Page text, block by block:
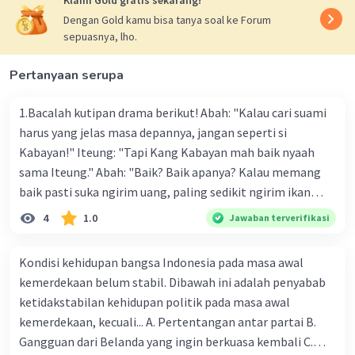
dibandingkan senyawa kovalen polar, sedangkan
senyawa kovalen nonpolar tidak menghantarkan
listrik.
dengan jenis ikatan senyawanya, yaitu
semakin banyak ion yang dihasilkan dalam
larutannya, semakin kuat daya hantar
listrinya.
Iklan
Dengan Gold kamu bisa tanya soal ke Forum
sepuasnya, lho.
Pertanyaan serupa
1.Bacalah kutipan drama berikut! Abah: "Kalau cari suami
harus yang jelas masa depannya, jangan seperti si
Kabayan!" Iteung: "Tapi Kang Kabayan mah baik nyaah
sama Iteung." Abah: "Baik? Baik apanya? Kalau memang
baik pasti suka ngirim uang, paling sedikit ngirim ikan
kesenangan Abah. Ikan gurame!" Ambu: "Abah teh
kumaha. Apa-apa selalu saja diukur pakai uang." Tokoh
jika menggunakan kostum a. celana panjang dan kaos
dengan rambut panjang dibiarkan terurai b. celana
panjang dan kaos dengan rambut dikepang dua c. kebaya
dan celana panjang dengan rambut dibiarkan terurai d.
kebaya dan kain dengan rambut di kepang dua 2.Jo : "Hey,
4 1.0 Jawaban terverifikasi
Kondisi kehidupan bangsa Indonesia pada masa awal
kemerdekaan belum stabil. Dibawah ini adalah penyabab
ketidakstabilan kehidupan politik pada masa awal
kemerdekaan, kecuali... A. Pertentangan antar partai B.
Gangguan dari Belanda yang ingin berkuasa kembali C.